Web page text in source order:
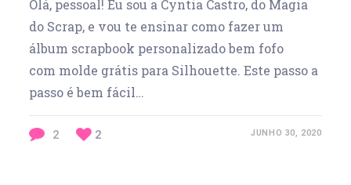
Olá, pessoal! Eu sou a Cyntia Castro, do Magia
do Scrap, e vou te ensinar como fazer um
álbum scrapbook personalizado bem fofo
com molde grátis para Silhouette. Este passo a
passo é bem fácil…
2 2 JUNHO 30, 2020